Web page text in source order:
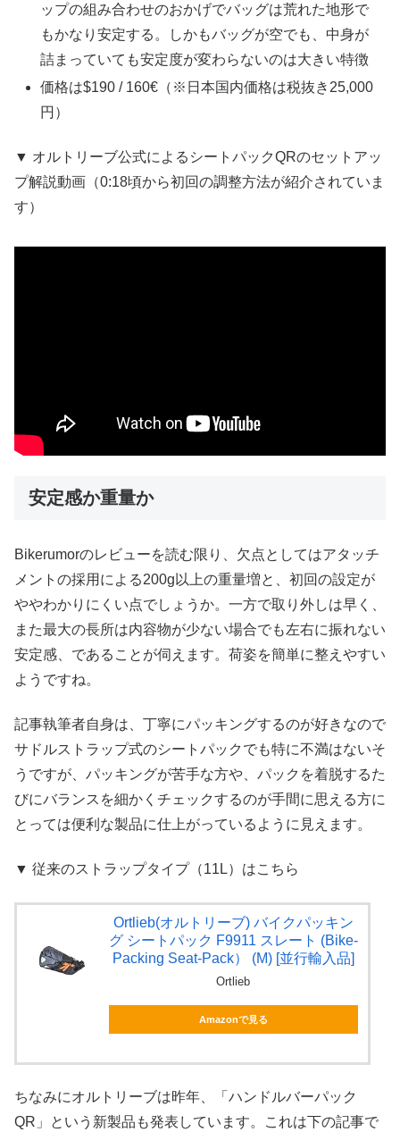
ップの組み合わせのおかげでバッグは荒れた地形で
もかなり安定する。しかもバッグが空でも、中身が
詰まっていても安定度が変わらないのは大きい特徴
価格は$190 / 160€（※日本国内価格は税抜き25,000
円）
▼ オルトリーブ公式によるシートパックQRのセットアッ
プ解説動画（0:18頃から初回の調整方法が紹介されていま
す）
安定感か重量か
Bikerumorのレビューを読む限り、欠点としてはアタッチ
メントの採用による200g以上の重量増と、初回の設定が
ややわかりにくい点でしょうか。一方で取り外しは早く、
また最大の長所は内容物が少ない場合でも左右に振れない
安定感、であることが伺えます。荷姿を簡単に整えやすい
ようですね。
記事執筆者自身は、丁寧にパッキングするのが好きなので
サドルストラップ式のシートパックでも特に不満はないそ
うですが、パッキングが苦手な方や、パックを着脱するた
びにバランスを細かくチェックするのが手間に思える方に
とっては便利な製品に仕上がっているように見えます。
▼ 従来のストラップタイプ（11L）はこちら
Ortlieb(オルトリーブ) バイクパッキン
グ シートパック F9911 スレート (Bike-
Packing Seat-Pack） (M) [並行輸入品]
Ortlieb
Amazonで見る
ちなみにオルトリーブは昨年、「ハンドルバーパック
QR」という新製品も発表しています。これは下の記事で